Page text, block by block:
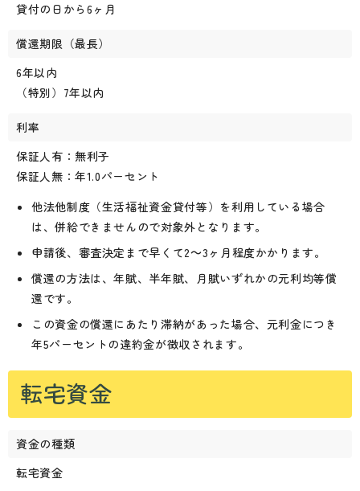
貸付の日から6ヶ月
償還期限（最長）
6年以内
（特別）7年以内
利率
保証人有：無利子
保証人無：年1.0パーセント
他法他制度（生活福祉資金貸付等）を利用している場合
は、併給できませんので対象外となります。
申請後、審査決定まで早くて2～3ヶ月程度かかります。
償還の方法は、年賦、半年賦、月賦いずれかの元利均等償
還です。
この資金の償還にあたり滞納があった場合、元利金につき
年5パーセントの違約金が徴収されます。
転宅資金
資金の種類
転宅資金